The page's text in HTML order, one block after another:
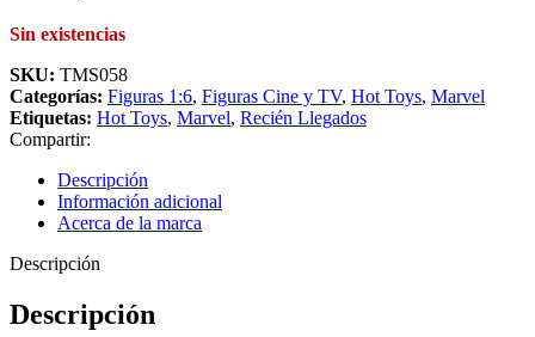
Sin existencias
SKU: TMS058
Categorías: Figuras 1:6, Figuras Cine y TV, Hot Toys, Marvel
Etiquetas: Hot Toys, Marvel, Recién Llegados
Compartir:
Descripción
Información adicional
Acerca de la marca
Descripción
Descripción